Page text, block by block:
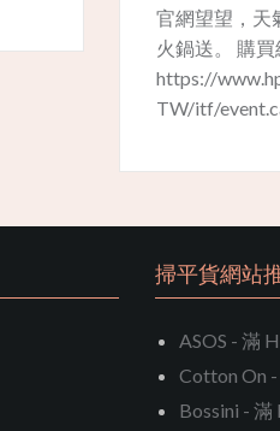
官網望望，天
火鍋送。 購買
https://
TW/itf/
掃平貨網站
ASOS - 滿
Cotton On
Bossini -